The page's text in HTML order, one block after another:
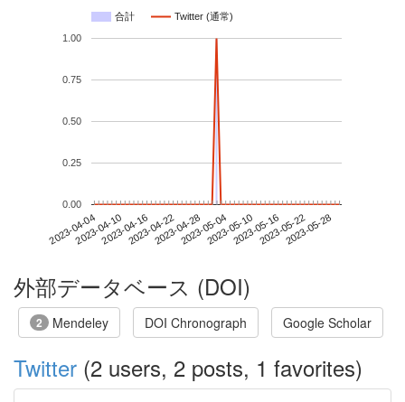
合計 Twitter (通常)
2023-04-042023-04-102023-04-162023-04-222023-04-282023-05-042023-05-102023-05-162023-05-222023-05-28
0.00
0.25
0.50
0.75
1.00
外部データベース (DOI)
2 Mendeley DOI Chronograph Google Scholar
Twitter (2 users, 2 posts, 1 favorites)